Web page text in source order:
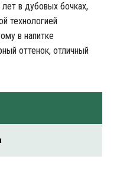
в дубовых бочках,
технологией
в напитке
оттенок, отличный